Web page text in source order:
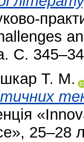
С.
Т. М.
25–28